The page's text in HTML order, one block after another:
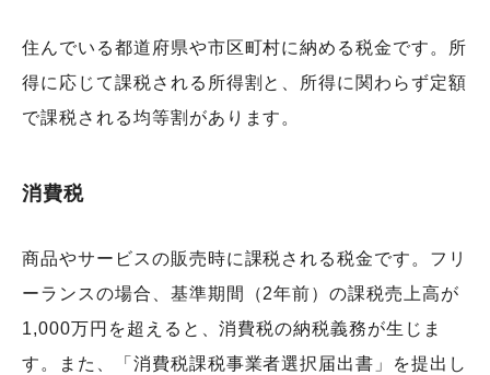
住んでいる都道府県や市区町村に納める税金です。所
得に応じて課税される所得割と、所得に関わらず定額
で課税される均等割があります。
消費税
商品やサービスの販売時に課税される税金です。フリ
ーランスの場合、基準期間（2年前）の課税売上高が
1,000万円を超えると、消費税の納税義務が生じま
す。また、「消費税課税事業者選択届出書」を提出し